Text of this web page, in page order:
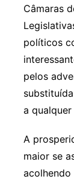
Câmaras
políticos
pelos
a
A
maior se
acolhendo